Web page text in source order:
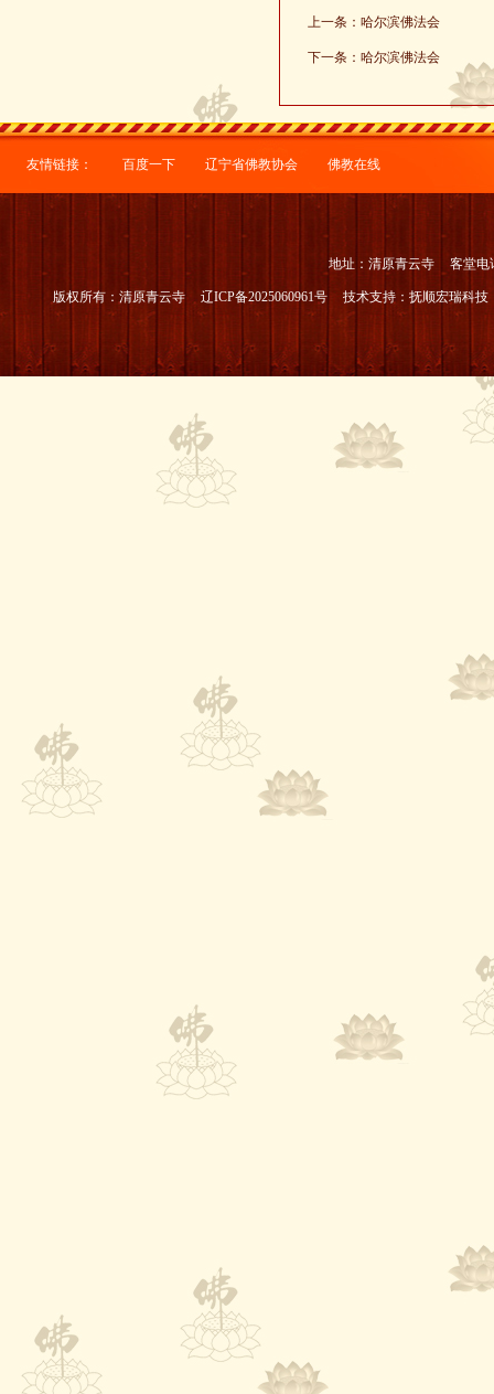
上一条： 哈尔滨佛法会
下一条： 哈尔滨佛法会
友情链接： 百度一下 辽宁省佛教协会 佛教在线
地址：清原青云寺 客堂电
版权所有：清原青云寺 辽ICP备2025060961号 技术支持： 抚顺宏瑞科技